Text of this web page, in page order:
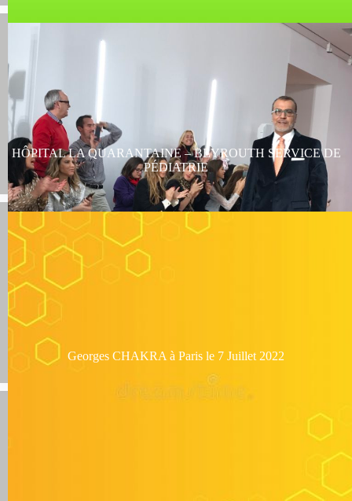
HÔPITAL LA QUARANTAINE – BEYROUTH SERVICE DE
PÉDIATRIE
Georges CHAKRA à Paris le 7 Juillet 2022